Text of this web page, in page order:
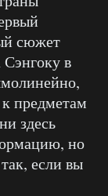
сюжет
Сэнгоку в
предметам
здесь
но
если вы